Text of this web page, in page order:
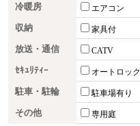
冷暖房 エアコン
収納 家具付
放送・通信 CATV
ｾｷｭﾘﾃｨｰ オートロック
駐車・駐輪 駐車場有り
その他 専用庭